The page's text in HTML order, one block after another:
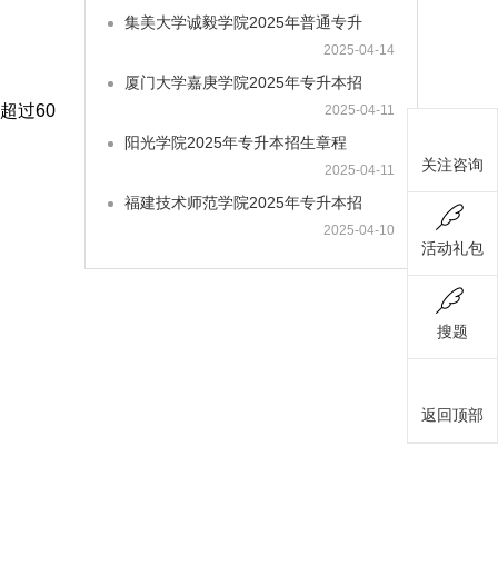
过60
集美大学诚毅学院2025年普通专升
2025-04-14
厦门大学嘉庚学院2025年专升本招
2025-04-11
阳光学院2025年专升本招生章程
2025-04-11
福建技术师范学院2025年专升本招
2025-04-10
关注咨询
活动礼包
搜题
返回顶部